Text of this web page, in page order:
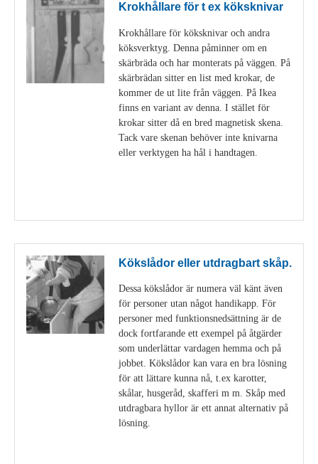
Krokhållare för t ex köksknivar
Krokhållare för köksknivar och andra
köksverktyg. Denna påminner om en
skärbräda och har monterats på väggen. På
skärbrädan sitter en list med krokar, de
kommer de ut lite från väggen. På Ikea
finns en variant av denna. I stället för
krokar sitter då en bred magnetisk skena.
Tack vare skenan behöver inte knivarna
eller verktygen ha hål i handtagen.
Kökslådor eller utdragbart skåp.
Dessa kökslådor är numera väl känt även
för personer utan något handikapp. För
personer med funktionsnedsättning är de
dock fortfarande ett exempel på åtgärder
som underlättar vardagen hemma och på
jobbet. Kökslådor kan vara en bra lösning
för att lättare kunna nå, t.ex karotter,
skålar, husgeråd, skafferi m m. Skåp med
utdragbara hyllor är ett annat alternativ på
lösning.